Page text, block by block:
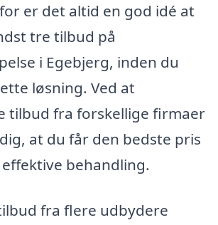
er det altid en god idé at
tre tilbud på
i Egebjerg, inden du
løsning. Ved at
tilbud fra forskellige firmaer
at du får den bedste pris
behandling.
fra flere udbydere